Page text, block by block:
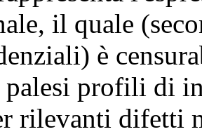
il quale
è
palesi profili di
rilevanti difetti